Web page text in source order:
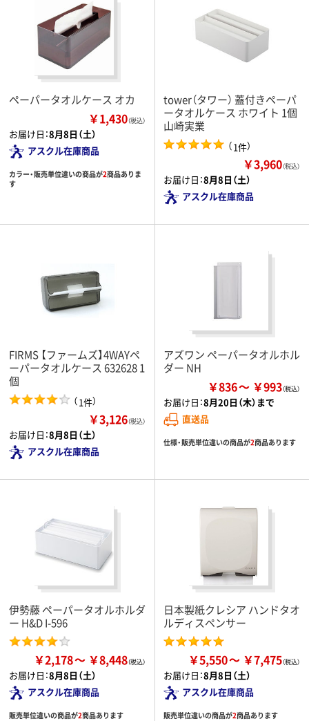
ペーパータオルケース オカ
￥1,430（税込）
お届け日：8月8日（土）
アスクル在庫商品
カラー・販売単位違いの商品が2商品ありま
す
tower（タワー） 蓋付きペーパ
ータオルケース ホワイト 1個
山崎実業
（1件）
￥3,960（税込）
お届け日：8月8日（土）
アスクル在庫商品
FIRMS 【ファームズ】4WAYペ
ーパータオルケース 632628 1
個
（1件）
￥3,126（税込）
お届け日：8月8日（土）
アスクル在庫商品
アズワン ペーパータオルホル
ダー NH
￥836 ￥993
お届け日：8月20日（木）まで
直送品
仕様・販売単位違いの商品が2商品あります
伊勢藤 ペーパータオルホルダ
ー H&D I-596
￥2,178 ￥8,448
お届け日：8月8日（土）
アスクル在庫商品
販売単位違いの商品が2商品あります
日本製紙クレシア ハンドタオ
ルディスペンサー
￥5,550 ￥7,475
お届け日：8月8日（土）
アスクル在庫商品
販売単位違いの商品が2商品あります